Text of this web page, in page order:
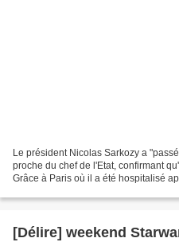
Le président Nicolas Sarkozy a
proche du chef de l'Etat, confirmant
Grâce à Paris où il a été hospitalisé
[Délire] weekend